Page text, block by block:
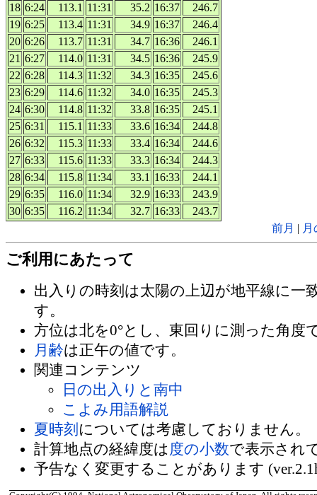
18 6:24 113.1 11:31 35.2 16:37
246.7
19 6:25 113.4 11:31 34.9 16:37
246.4
20 6:26 113.7 11:31 34.7 16:36
246.1
21 6:27 114.0 11:31 34.5 16:36
245.9
22 6:28 114.3 11:32 34.3 16:35
245.6
23 6:29 114.6 11:32 34.0 16:35
245.3
24 6:30 114.8 11:32 33.8 16:35
245.1
25 6:31 115.1 11:33 33.6 16:34
244.8
26 6:32 115.3 11:33 33.4 16:34
244.6
27 6:33 115.6 11:33 33.3 16:34
244.3
28 6:34 115.8 11:34 33.1 16:33
244.1
29 6:35 116.0 11:34 32.9 16:33
243.9
30 6:35 116.2 11:34 32.7 16:33
243.7
前月 |
ご利用にあたって
出入りの時刻は太陽の上辺が地平線に一
す。
方位は北を0°とし、東回りに測った角度
月齢は正午の値です。
関連コンテンツ
日の出入りと南中
こよみ用語解説
夏時刻 については考慮しておりません。
計算地点の経緯度は 度の小数で表示され
予告なく変更することがあります